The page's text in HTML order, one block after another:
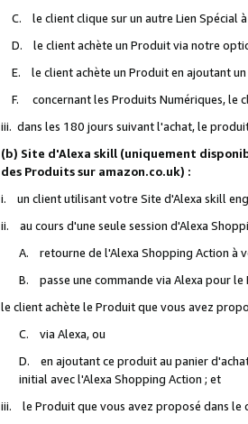
C. le client clique sur un autre Lien Spécial
D. le client achète un Produit via notre
E. le client achète un Produit en ajoutant un
F. concernant les Produits Numériques, le
iii. dans les 180 jours suivant l'achat, le
(b) Site d'Alexa skill (uniquement
des Produits sur amazon.co.uk) :
i. un client utilisant votre Site d'Alexa skill
ii. au cours d'une seule session d'Alexa
A. retourne de l'Alexa Shopping Action à
B. passe une commande via Alexa pour le
le client achète le Produit que vous avez
C. via Alexa, ou
D. en ajoutant ce produit au panier
initial avec l'Alexa Shopping Action ; et
iii. le Produit que vous avez proposé dans le